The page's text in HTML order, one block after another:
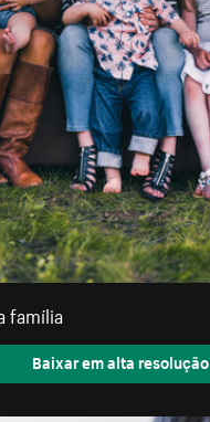
família
Baixar em alta resolução